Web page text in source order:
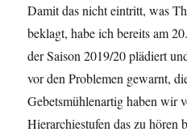
Damit das nicht eintritt, was
beklagt, habe ich bereits am
der Saison 2019/20 plädiert
vor den Problemen gewarnt,
Gebetsmühlenartig haben wir
Hierarchiestufen das zu hören